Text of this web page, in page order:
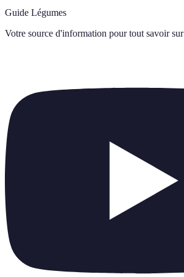
Guide Légumes
Votre source d'information pour tout savoir sur